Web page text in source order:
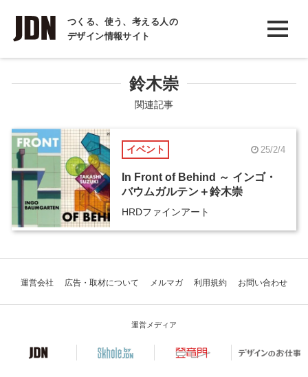
つくる、使う、考える人の
デザイン情報サイト
INTERVIEW
インタビュー
COLUMN
コラム
鈴木崇
関連記事
イベント 25/2/4
In Front of Behind ～ インゴ・
バウムガルテン＋鈴木崇
HRDファインアート
運営会社 広告・取材について メルマガ 利用規約 お問い合わせ
運営メディア